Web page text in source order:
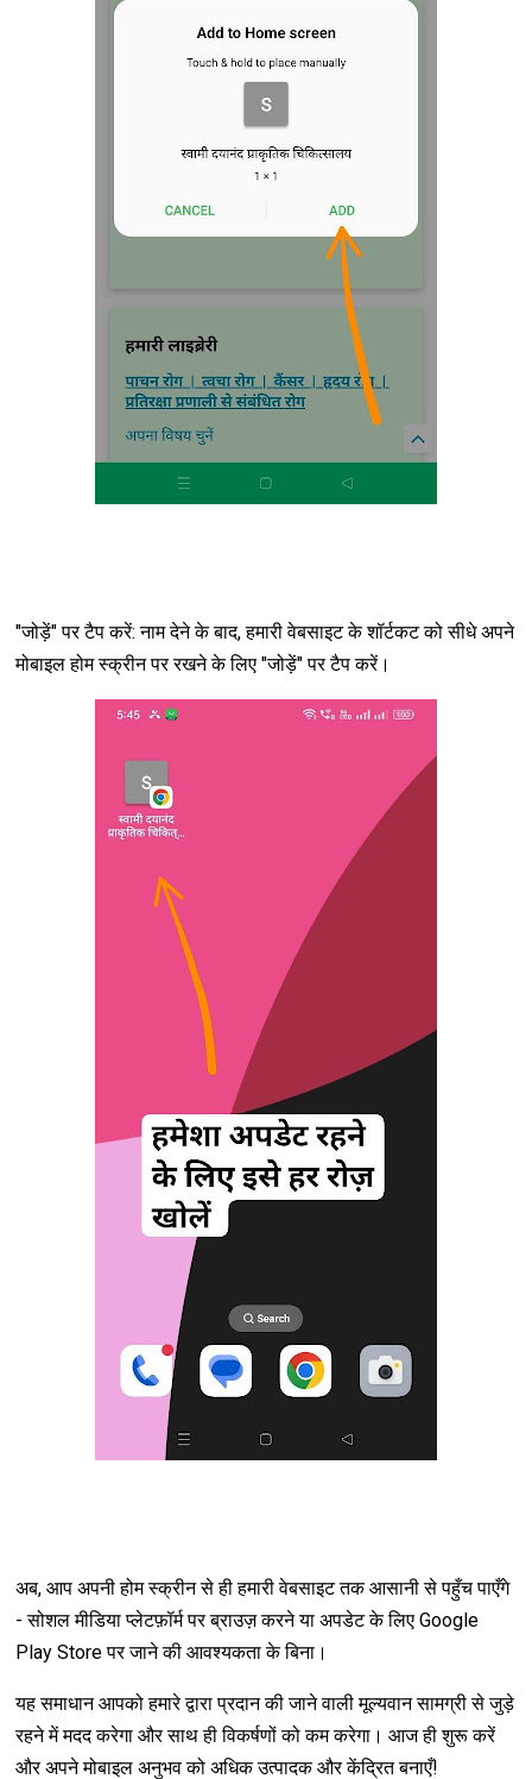
"जोड़ें" पर टैप करें: नाम देने के बाद, हमारी वेबसाइट के शॉर्टकट को सीधे अपने
मोबाइल होम स्क्रीन पर रखने के लिए "जोड़ें" पर टैप करें।
अब, आप अपनी होम स्क्रीन से ही हमारी वेबसाइट तक आसानी से पहुँच पाएँगे
- सोशल मीडिया प्लेटफ़ॉर्म पर ब्राउज़ करने या अपडेट के लिए Google
Play Store पर जाने की आवश्यकता के बिना।
यह समाधान आपको हमारे द्वारा प्रदान की जाने वाली मूल्यवान सामग्री से जुड़े
रहने में मदद करेगा और साथ ही विकर्षणों को कम करेगा। आज ही शुरू करें
और अपने मोबाइल अनुभव को अधिक उत्पादक और केंद्रित बनाएँ!